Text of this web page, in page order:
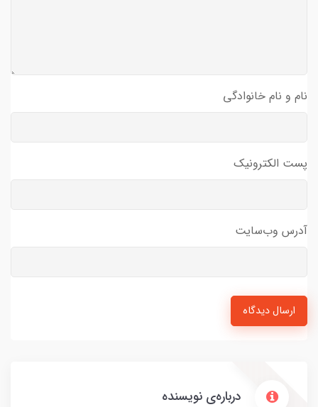
نام و نام خانوادگی
پست الکترونیک
آدرس وب‌سایت
ارسال دیدگاه
درباره‌ی نویسنده